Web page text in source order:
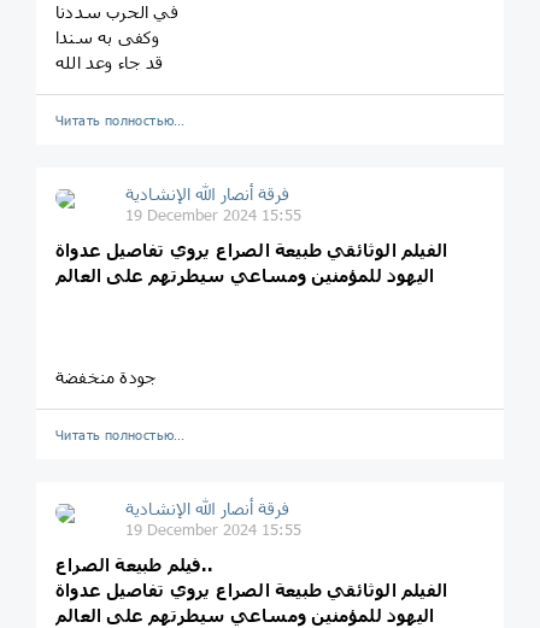
في الحرب سددنا
وكفى به سندا
قد جاء وعد الله
Читать полностью…
فرقة أنصار الله الإنشادية
19 December 2024 15:55
الفيلم الوثائقي طبيعة الصراع يروي تفاصيل عدواة
اليهود للمؤمنين ومساعي سيطرتهم على العالم
جودة منخفضة
Читать полностью…
فرقة أنصار الله الإنشادية
19 December 2024 15:55
فيلم طبيعة الصراع..
الفيلم الوثائقي طبيعة الصراع يروي تفاصيل عدواة
اليهود للمؤمنين ومساعي سيطرتهم على العالم